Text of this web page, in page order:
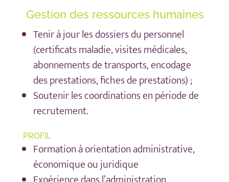
Gestion des ressources humaines
Tenir à jour les dossiers du personnel
(certificats maladie, visites médicales,
abonnements de transports, encodage
des prestations, fiches de prestations) ;
Soutenir les coordinations en période de
recrutement.
PROFIL
Formation à orientation administrative,
économique ou juridique